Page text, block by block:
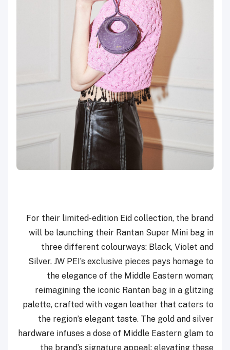
For their limited-edition Eid collection, the brand
will be launching their Rantan Super Mini bag in
three different colourways: Black, Violet and
Silver. JW PEI’s exclusive pieces pays homage to
the elegance of the Middle Eastern woman;
reimagining the iconic Rantan bag in a glitzing
palette, crafted with vegan leather that caters to
the region’s elegant taste. The gold and silver
hardware infuses a dose of Middle Eastern glam to
the brand’s signature appeal; elevating these